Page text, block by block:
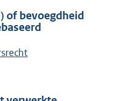
of bevoegdheid